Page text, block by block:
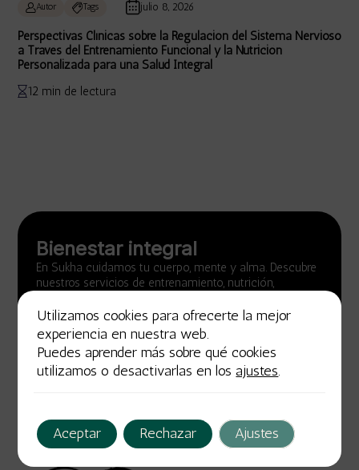
Autor Tags julio 8, 2026
Perspectivas Clínicas sobre la Regulación del Sistema Nervioso
a Través del Entrenamiento Funcional y la Nutrición
Personalizada para una Salud Integral
12 min de lectura
Bienestar integral
En Sukha cuidamos tu cuerpo, mente y alma. Descubre
nuestros servicios de entrenamiento, nutrición,
saludable y plena.
Descúbrenos
Utilizamos cookies para ofrecerte la mejor
experiencia en nuestra web.
Puedes aprender más sobre qué cookies
utilizamos o desactivarlas en losajustes.
Aceptar Rechazar Ajustes